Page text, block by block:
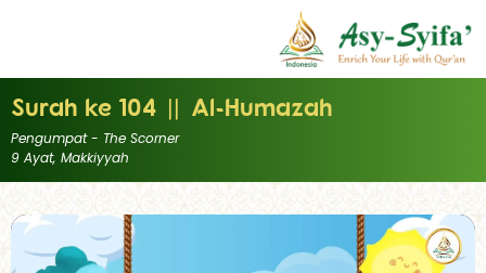
Surah ke 104 || Al-Humazah
Pengumpat - The Scorner
9 Ayat, Makkiyyah